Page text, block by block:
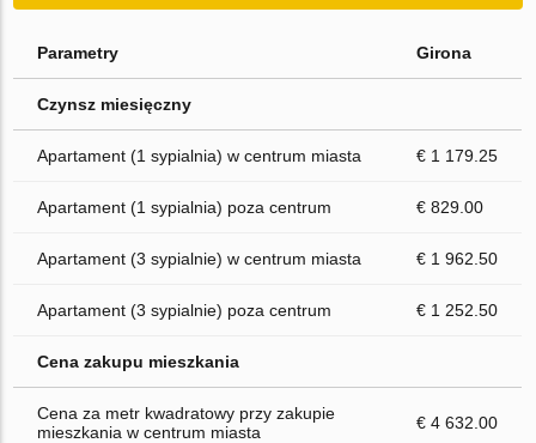
Parametry Girona
Czynsz miesięczny
Apartament (1 sypialnia) w centrum miasta € 1 179.25
Apartament (1 sypialnia) poza centrum € 829.00
Apartament (3 sypialnie) w centrum miasta € 1 962.50
Apartament (3 sypialnie) poza centrum € 1 252.50
Cena zakupu mieszkania
Cena za metr kwadratowy przy zakupie
mieszkania w centrum miasta
€ 4 632.00